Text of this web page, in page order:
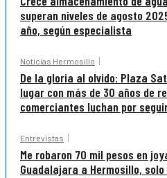
superan niveles de agosto
año, según especialista
Noticias Hermosillo
De la gloria al olvido: Plaza
lugar con más de 30 años de
comerciantes luchan por
Entrevistas
Me robaron 70 mil pesos en
Guadalajara a Hermosillo,